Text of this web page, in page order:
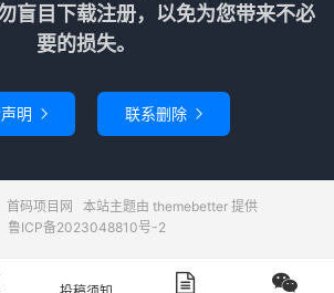
盲目下载注册，以免为您带来不必
要的损失。
明  联系删除 
首码项目网 本站主题由 themebetter提供
鲁ICP备2023048810号-2